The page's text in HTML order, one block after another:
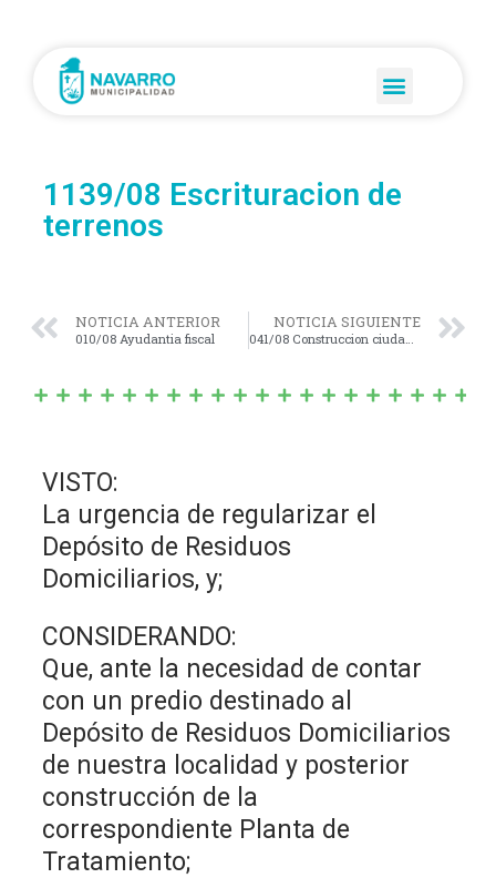
1139/08 Escrituracion de
terrenos
NOTICIA ANTERIOR
010/08 Ayudantia fiscal
NOTICIA SIGUIENTE
041/08 Construccion ciudadana
VISTO:
La urgencia de regularizar el
Depósito de Residuos
Domiciliarios, y;
CONSIDERANDO:
Que, ante la necesidad de contar
con un predio destinado al
Depósito de Residuos Domiciliarios
de nuestra localidad y posterior
construcción de la
correspondiente Planta de
Tratamiento;